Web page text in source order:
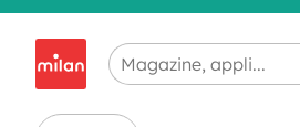
Chargement en cours...